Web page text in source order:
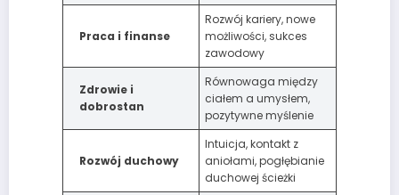
Praca i finanse
Rozwój kariery, nowe
możliwości, sukces
zawodowy
Zdrowie i
dobrostan
Równowaga między
ciałem a umysłem,
pozytywne myślenie
Rozwój duchowy
Intuicja, kontakt z
aniołami, pogłębianie
duchowej ścieżki